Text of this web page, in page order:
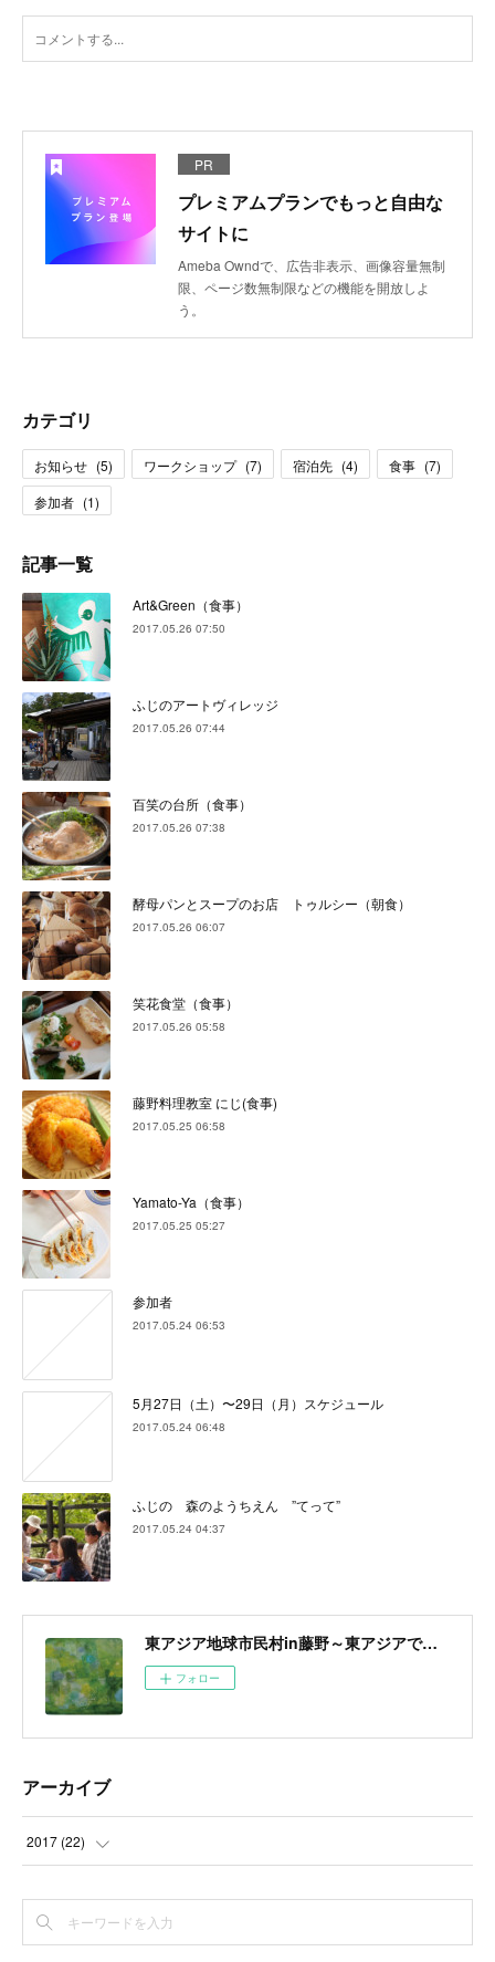
PR
プレミアムプランでもっと自由な
サイトに
Ameba Owndで、広告非表示、画像容量無制
限、ページ数無制限などの機能を開放しよ
う。
カテゴリ
お知らせ (5) ワークショップ (7) 宿泊先 (4) 食事 (7)
参加者 (1)
記事一覧
Art&Green（食事）
2017.05.26 07:50
ふじのアートヴィレッジ
2017.05.26 07:44
百笑の台所（食事）
2017.05.26 07:38
酵母パンとスープのお店 トゥルシー（朝食）
2017.05.26 06:07
笑花食堂（食事）
2017.05.26 05:58
藤野料理教室 にじ(食事)
2017.05.25 06:58
Yamato-Ya（食事）
2017.05.25 05:27
参加者
2017.05.24 06:53
5月27日（土）〜29日（月）スケジュール
2017.05.24 06:48
ふじの 森のようちえん ”てって”
2017.05.24 04:37
東アジア地球市民村in藤野～東アジアで醸成する地球市民意識～
フォロー
アーカイブ
2017 (22)